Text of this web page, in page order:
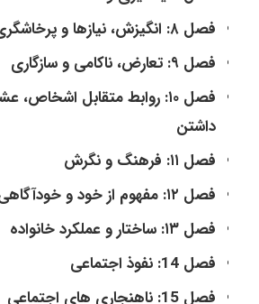
فصل ۸: انگیزش، نیازها و پرخاشگری
فصل ۹: تعارض، ناکامی و سازگاری
فصل ۱۰: روابط متقابل
داشتن
فصل ۱۱: فرهنگ و نگرش
فصل ۱۲: مفهوم از خود و خودآگاهی
فصل ۱۳: ساختار و عملکرد خانواده
فصل 14: نفوذ اجتماعی
فصل 15: ناهنجاری های اجتماعی